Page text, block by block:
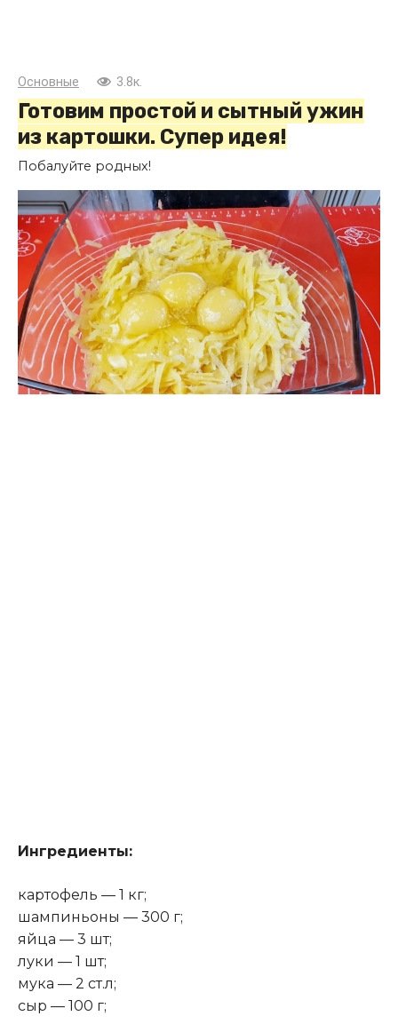
Основные 3.8к.
Готовим простой и сытный ужин
из картошки. Супер идея!
Побалуйте родных!
Ингредиенты:
картофель — 1 кг;
шампиньоны — 300 г;
яйца — 3 шт;
луки — 1 шт;
мука — 2 ст.л;
сыр — 100 г;